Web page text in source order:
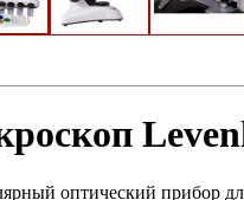
оптический прибор